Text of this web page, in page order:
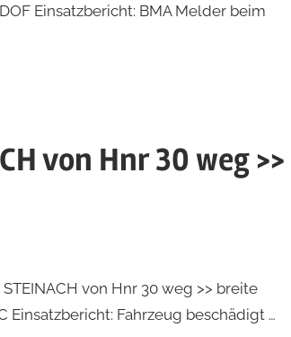
Einsatzbericht: BMA Melder beim
von Hnr 30 weg >>
STEINACH von Hnr 30 weg >> breite
Einsatzbericht: Fahrzeug beschädigt …